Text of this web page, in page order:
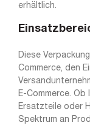
erhältlich.
Diese
Commerce, den
E-Commerce.
Ersatzteile oder
Spektrum an